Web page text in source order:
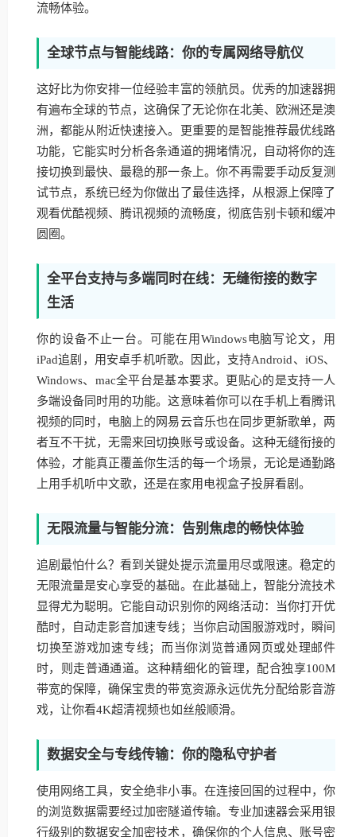
流畅体验。
全球节点与智能线路：你的专属网络导航仪
这好比为你安排一位经验丰富的领航员。优秀的加速器拥
有遍布全球的节点，这确保了无论你在北美、欧洲还是澳
洲，都能从附近快速接入。更重要的是智能推荐最优线路
功能，它能实时分析各条通道的拥堵情况，自动将你的连
接切换到最快、最稳的那一条上。你不再需要手动反复测
试节点，系统已经为你做出了最佳选择，从根源上保障了
观看优酷视频、腾讯视频的流畅度，彻底告别卡顿和缓冲
圆圈。
全平台支持与多端同时在线：无缝衔接的数字
生活
你的设备不止一台。可能在用Windows电脑写论文，用
iPad追剧，用安卓手机听歌。因此，支持Android、iOS、
Windows、mac全平台是基本要求。更贴心的是支持一人
多端设备同时用的功能。这意味着你可以在手机上看腾讯
视频的同时，电脑上的网易云音乐也在同步更新歌单，两
者互不干扰，无需来回切换账号或设备。这种无缝衔接的
体验，才能真正覆盖你生活的每一个场景，无论是通勤路
上用手机听中文歌，还是在家用电视盒子投屏看剧。
无限流量与智能分流：告别焦虑的畅快体验
追剧最怕什么？看到关键处提示流量用尽或限速。稳定的
无限流量是安心享受的基础。在此基础上，智能分流技术
显得尤为聪明。它能自动识别你的网络活动：当你打开优
酷时，自动走影音加速专线；当你启动国服游戏时，瞬间
切换至游戏加速专线；而当你浏览普通网页或处理邮件
时，则走普通通道。这种精细化的管理，配合独享100M
带宽的保障，确保宝贵的带宽资源永远优先分配给影音游
戏，让你看4K超清视频也如丝般顺滑。
数据安全与专线传输：你的隐私守护者
使用网络工具，安全绝非小事。在连接回国的过程中，你
的浏览数据需要经过加密隧道传输。专业加速器会采用银
行级别的数据安全加密技术，确保你的个人信息、账号密